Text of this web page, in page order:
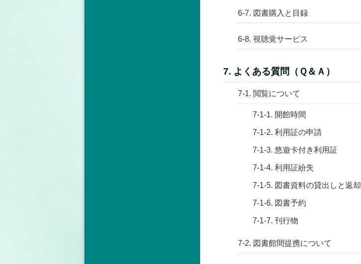
6-7. 図書購入と目録
6-8. 視聴覚サービス
7. よくある質問（Ｑ＆Ａ）
7-1. 閲覧について
7-1-1. 開館時間
7-1-2. 利用証の申請
7-1-3. 悠遊卡付き利用証
7-1-4. 利用証紛失
7-1-5. 図書資料の貸出しと返却
7-1-6. 図書予約
7-1-7. 刊行物
7-2. 図書館間提携について